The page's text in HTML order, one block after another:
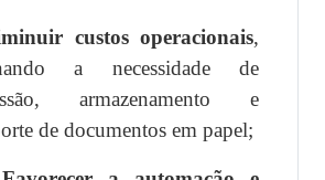
custos operacionais,
a necessidade de
armazenamento e
de documentos em papel;